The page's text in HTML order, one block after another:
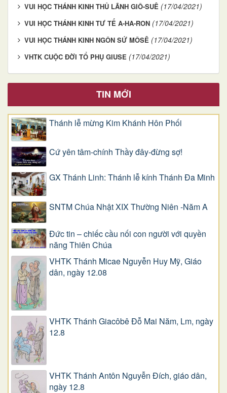
VUI HỌC THÁNH KINH THỦ LÃNH GIÔ-SUÊ (17/04/2021)
VUI HỌC THÁNH KINH TƯ TẾ A-HA-RON (17/04/2021)
VUI HỌC THÁNH KINH NGÔN SỨ MÔSÊ (17/04/2021)
VHTK CUỘC ĐỜI TỔ PHỤ GIUSE (17/04/2021)
TIN MỚI
Thánh lễ mừng Kim Khánh Hôn Phối
Cứ yên tâm-chính Thầy đây-đừng sợ!
GX Thánh Linh: Thánh lễ kính Thánh Đa Minh
SNTM Chúa Nhật XIX Thường Niên -Năm A
Đức tin – chiếc cầu nối con người với quyền
năng Thiên Chúa
VHTK Thánh Micae Nguyễn Huy Mỹ, Giáo
dân, ngày 12.08
VHTK Thánh Giacôbê Ðỗ Mai Năm, Lm, ngày
12.8
VHTK Thánh Antôn Nguyễn Ðích, giáo dân,
ngày 12.8